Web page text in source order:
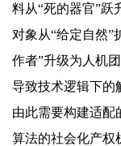
料从“死的器官”跃
对象从“给定自然”
作者”升级为人机
导致技术逻辑下的
由此需要构建适配
算法的社会化产权